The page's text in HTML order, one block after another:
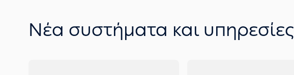
Νέα συστήματα και υπηρεσίες